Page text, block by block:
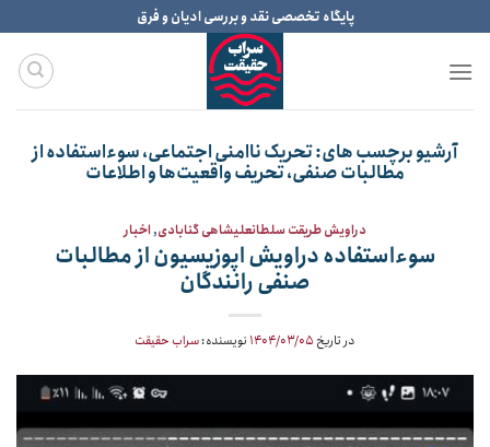
to
content
پایگاه تخصصی نقد و بررسی ادیان و فرق
آرشیو برچسب های:تحریک ناامنی اجتماعی، سوءاستفاده از
مطالبات صنفی، تحریف واقعیت‌ها و اطلاعات
دراویش طریقت سلطانعلیشاهی گنابادی,اخبار
سوءاستفاده دراویش اپوزیسیون از مطالبات
صنفی رانندگان
در تاریخ ۱۴۰۴/۰۳/۰۵ نویسنده:سراب حقیقت